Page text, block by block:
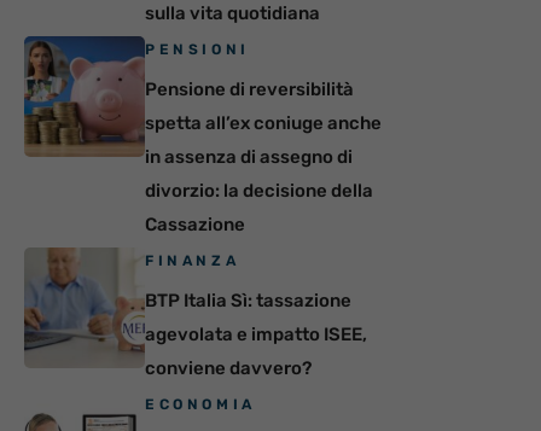
sulla vita quotidiana
PENSIONI
Pensione di reversibilità
spetta all’ex coniuge anche
in assenza di assegno di
divorzio: la decisione della
Cassazione
FINANZA
BTP Italia Sì: tassazione
agevolata e impatto ISEE,
conviene davvero?
ECONOMIA